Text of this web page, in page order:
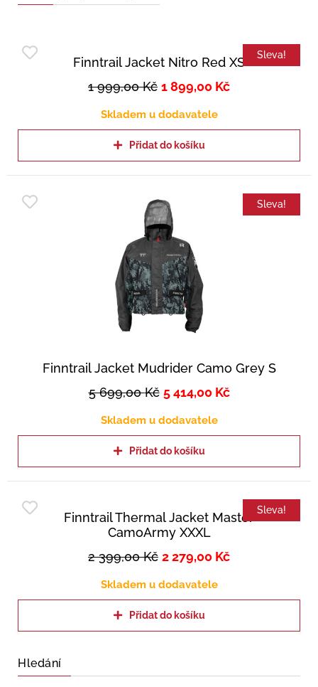
Sleva!
Finntrail Jacket Nitro Red XS
1 999,00Kč 1 899,00 Kč
Skladem u dodavatele
Přidat do košíku
Sleva!
Finntrail Jacket Mudrider Camo Grey S
5 699,00Kč 5 414,00 Kč
Skladem u dodavatele
Přidat do košíku
Sleva!
Finntrail Thermal Jacket Master
CamoArmy XXXL
2 399,00Kč 2 279,00 Kč
Skladem u dodavatele
Přidat do košíku
Hledání